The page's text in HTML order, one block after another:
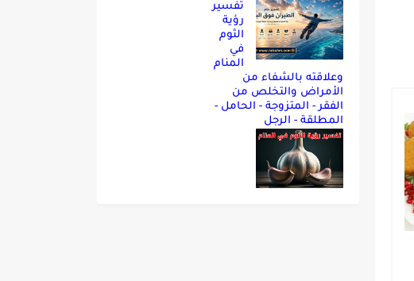
تفسير
رؤية
الثوم
في
المنام
وعلاقته بالشفاء من
الأمراض والتخلص من
الفقر - المتزوجة - الحامل -
المطلقة - الرجل